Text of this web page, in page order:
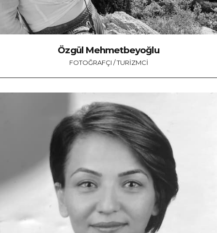
Özgül Mehmetbeyoğlu
FOTOĞRAFÇI / TURIZMCI